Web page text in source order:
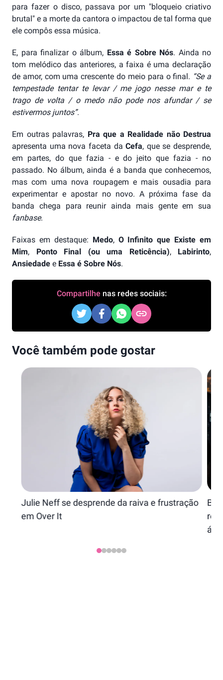
para fazer o disco, passava por um "bloqueio criativo
brutal" e a morte da cantora o impactou de tal forma que
ele compôs essa música.
E, para finalizar o álbum, Essa é Sobre Nós. Ainda no
tom melódico das anteriores, a faixa é uma declaração
de amor, com uma crescente do meio para o final. “Se a
tempestade tentar te levar / me jogo nesse mar e te
trago de volta / o medo não pode nos afundar / se
estivermos juntos”.
Em outras palavras, Pra que a Realidade não Destrua
apresenta uma nova faceta daCefa, que se desprende,
em partes, do que fazia - e do jeito que fazia - no
passado. No álbum, ainda é a banda que conhecemos,
mas com uma nova roupagem e mais ousadia para
experimentar e apostar no novo. A próxima fase da
banda chega para reunir ainda mais gente em sua
fanbase.
Faixas em destaque: Medo, O Infinito que Existe em
Mim, Ponto Final (ou uma Reticência), Labirinto,
Ansiedade e Essa é Sobre Nós.
Compartilhe nas redes sociais:
Você também pode gostar
Julie Neff se desprende da raiva e frustração
em Over It